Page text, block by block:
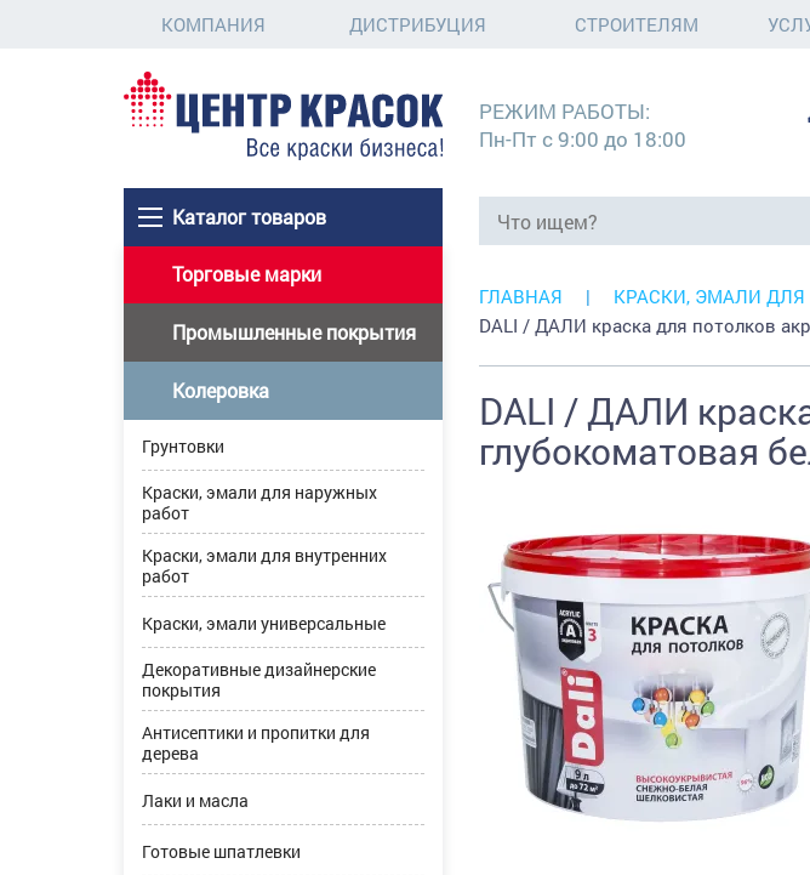
КОМПАНИЯ ДИСТРИБУЦИЯ СТРОИТЕЛЯМ
Каталог товаров
РЕЖИМ РАБОТЫ:
Пн-Пт с 9:00 до 18:00
Торговые марки
Промышленные покрытия
Колеровка
Грунтовки
Краски, эмали для наружных
работ
Краски, эмали для внутренних
работ
Краски, эмали универсальные
Декоративные дизайнерские
покрытия
Антисептики и пропитки для
дерева
Лаки и масла
Готовые шпатлевки
ГЛАВНАЯ КРАСКИ, ЭМАЛИ ДЛЯ
DALI / ДАЛИ краска для потолков
DALI / ДАЛИ
глубокоматовая